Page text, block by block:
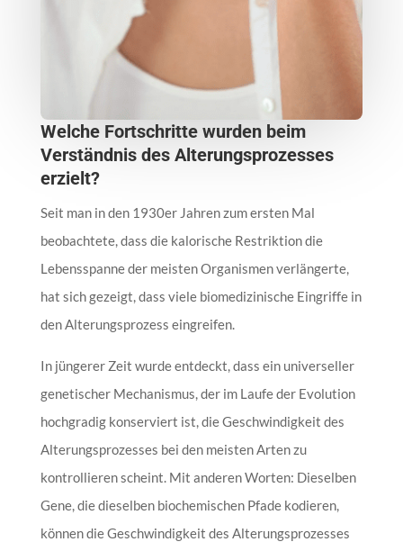
Welche Fortschritte wurden beim
Verständnis des Alterungsprozesses
erzielt?
Seit man in den 1930er Jahren zum ersten Mal
beobachtete, dass die kalorische Restriktion die
Lebensspanne der meisten Organismen verlängerte,
hat sich gezeigt, dass viele biomedizinische Eingriffe in
den Alterungsprozess eingreifen.
In jüngerer Zeit wurde entdeckt, dass ein universeller
genetischer Mechanismus, der im Laufe der Evolution
hochgradig konserviert ist, die Geschwindigkeit des
Alterungsprozesses bei den meisten Arten zu
kontrollieren scheint. Mit anderen Worten: Dieselben
Gene, die dieselben biochemischen Pfade kodieren,
können die Geschwindigkeit des Alterungsprozesses